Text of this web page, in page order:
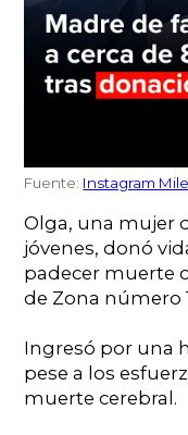
Fuente: Instagram
Olga, una mujer
jóvenes, donó
padecer muerte
de Zona número
Ingresó por una
pese a los
muerte cerebral. ⁠